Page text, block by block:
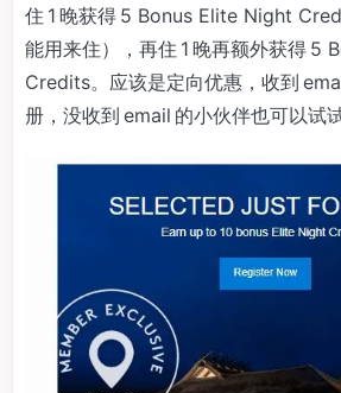
住 1 晚获得 5 Bonus Elite Night
能用来住），再住 1 晚再额外获得 5
Credits。应该是定向优惠，收到
册，没收到 email 的小伙伴也可以试